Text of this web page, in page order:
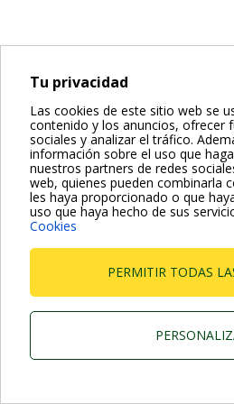
Tu privacidad
Las cookies de este sitio web se
contenido y los anuncios, ofrecer
sociales y analizar el tráfico.
información sobre el uso que
nuestros partners de redes
web, quienes pueden combinarla
les haya proporcionado o que
uso que haya hecho de sus
Cookies
PERMITIR TODAS